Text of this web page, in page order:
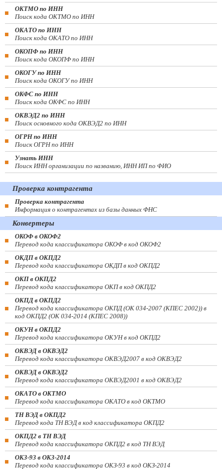
ОКТМО по ИНН
Поиск кода ОКТМО по ИНН
ОКАТО по ИНН
Поиск кода ОКАТО по ИНН
ОКОПФ по ИНН
Поиск кода ОКОПФ по ИНН
ОКОГУ по ИНН
Поиск кода ОКОГУ по ИНН
ОКФС по ИНН
Поиск кода ОКФС по ИНН
ОКВЭД2 по ИНН
Поиск основного кода ОКВЭД2 по ИНН
ОГРН по ИНН
Поиск ОГРН по ИНН
Узнать ИНН
Поиск ИНН организации по названию, ИНН ИП по ФИО
Проверка контрагента
Проверка контрагента
Информация о контрагентах из базы данных ФНС
Конвертеры
ОКОФ в ОКОФ2
Перевод кода классификатора ОКОФ в код ОКОФ2
ОКДП в ОКПД2
Перевод кода классификатора ОКДП в код ОКПД2
ОКП в ОКПД2
Перевод кода классификатора ОКП в код ОКПД2
ОКПД в ОКПД2
Перевод кода классификатора ОКПД (ОК 034-2007 (КПЕС 2002)) в
код ОКПД2 (ОК 034-2014 (КПЕС 2008))
ОКУН в ОКПД2
Перевод кода классификатора ОКУН в код ОКПД2
ОКВЭД в ОКВЭД2
Перевод кода классификатора ОКВЭД2007 в код ОКВЭД2
ОКВЭД в ОКВЭД2
Перевод кода классификатора ОКВЭД2001 в код ОКВЭД2
ОКАТО в ОКТМО
Перевод кода классификатора ОКАТО в код ОКТМО
ТН ВЭД в ОКПД2
Перевод кода ТН ВЭД в код классификатора ОКПД2
ОКПД2 в ТН ВЭД
Перевод кода классификатора ОКПД2 в код ТН ВЭД
ОКЗ-93 в ОКЗ-2014
Перевод кода классификатора ОКЗ-93 в код ОКЗ-2014